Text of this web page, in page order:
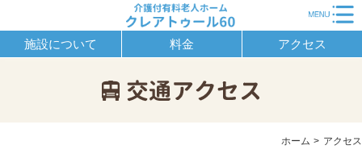
施設について 料金 アクセス
ホーム アクセス